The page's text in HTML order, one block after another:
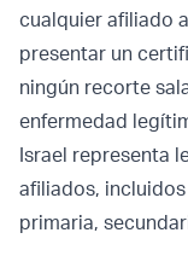
cualquier afiliado
presentar un
ningún recorte
enfermedad
Israel representa
afiliados,
primaria,